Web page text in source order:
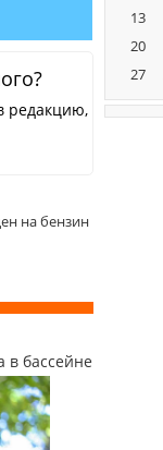
редакцию,
на бензин
в бассейне
13
20
27